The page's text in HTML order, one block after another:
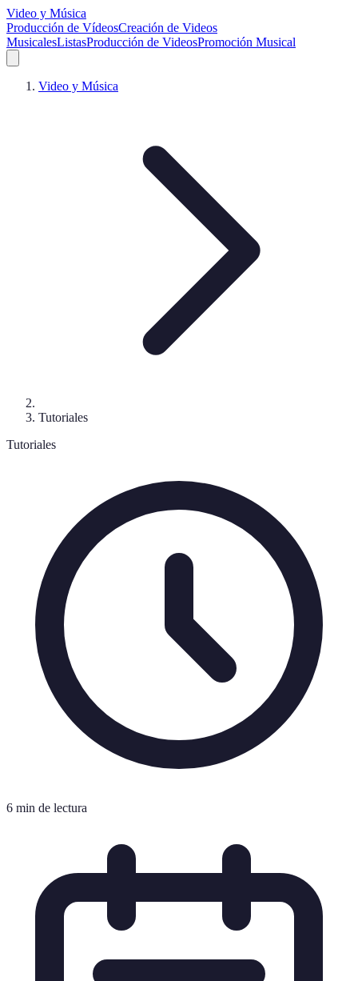
Video y Música
Producción de VídeosCreación de Videos
MusicalesListasProducción de VideosPromoción Musical
Video y Música
Tutoriales
Tutoriales
6 min de lectura